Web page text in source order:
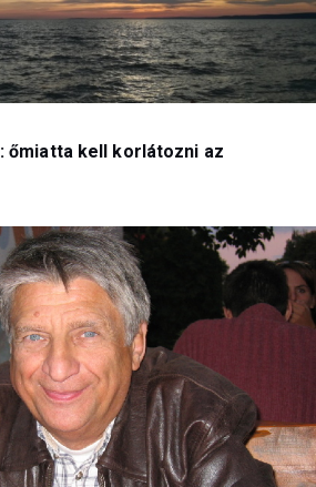
őmiatta kell korlátozni az